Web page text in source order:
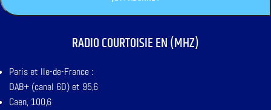
RADIO COURTOISIE EN (MHZ)
Paris et Ile-de-France :
DAB+ (canal 6D) et 95,6
Caen, 100,6